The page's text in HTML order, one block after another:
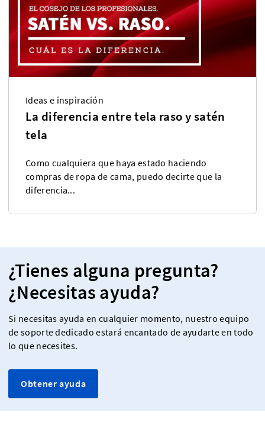
Ideas e inspiración
La diferencia entre tela raso y satén
tela
Como cualquiera que haya estado haciendo
compras de ropa de cama, puedo decirte que la
diferencia...
¿Tienes alguna pregunta?
¿Necesitas ayuda?
Si necesitas ayuda en cualquier momento, nuestro equipo
de soporte dedicado estará encantado de ayudarte en todo
lo que necesites.
Obtener ayuda